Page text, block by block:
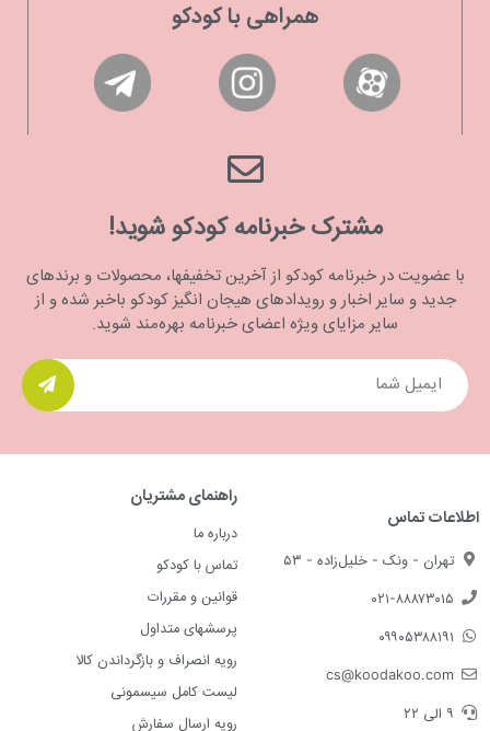
همراهی با کودکو
مشترک خبرنامه کودکو شوید!
با عضویت در خبرنامه کودکو از آخرین تخفیفها، محصولات و برندهای
جدید و سایر اخبار و رویدادهای هیجان انگیز کودکو باخبر شده و از
سایر مزایای ویژه اعضای خبرنامه بهره‌مند شوید.
اطلاعات تماس
تهران - ونک - خلیل‌زاده - ۵۳
۰۲۱-۸۸۸۷۳۰۱۵
۰۹۹۰۵۳۸۸۱۹۱
cs@koodakoo.com
۹ الی ۲۲
راهنمای مشتریان
درباره ما
تماس با کودکو
قوانین و مقررات
پرسشهای متداول
رویه انصراف و بازگرداندن کالا
لیست کامل سیسمونی
رویه ارسال سفارش